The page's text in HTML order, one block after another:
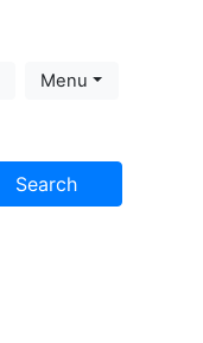
Menu
Search